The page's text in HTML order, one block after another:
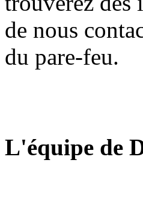
de nous
du pare-feu.
L'équipe de